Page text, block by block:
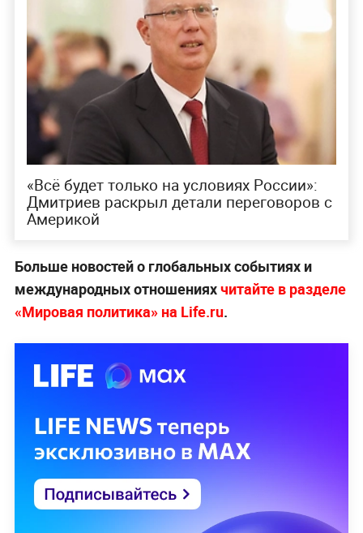
«Всё будет только на условиях России»:
Дмитриев раскрыл детали переговоров с
Америкой
Больше новостей о глобальных событиях и
международных отношенияхчитайте в разделе
«Мировая политика» на Life.ru.